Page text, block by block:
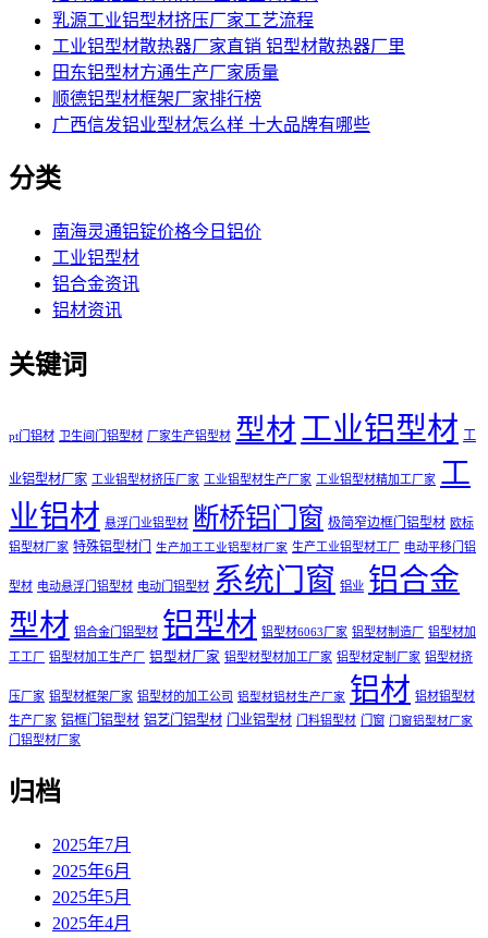
乳源工业铝型材挤压厂家工艺流程
工业铝型材散热器厂家直销 铝型材散热器厂里
田东铝型材方通生产厂家质量
顺德铝型材框架厂家排行榜
广西信发铝业型材怎么样 十大品牌有哪些
分类
南海灵通铝锭价格今日铝价
工业铝型材
铝合金资讯
铝材资讯
关键词
pt门铝材 卫生间门铝型材 厂家生产铝型材 型材工业铝型材 工
业铝型材厂家 工业铝型材挤压厂家 工业铝型材生产厂家 工业铝型材精加工厂家 工
业铝材 悬浮门业铝型材 断桥铝门窗 极简窄边框门铝型材 欧标
铝型材厂家 特殊铝型材门 生产加工工业铝型材厂家 生产工业铝型材工厂 电动平移门铝
型材 电动悬浮门铝型材 电动门铝型材 系统门窗 铝业 铝合金
型材 铝合金门铝型材 铝型材 铝型材6063厂家 铝型材制造厂 铝型材加
工工厂 铝型材加工生产厂 铝型材厂家 铝型材型材加工厂家 铝型材定制厂家 铝型材挤
压厂家 铝型材框架厂家 铝型材的加工公司 铝型材铝材生产厂家 铝材 铝材铝型材
生产厂家 铝框门铝型材 铝艺门铝型材 门业铝型材 门料铝型材 门窗 门窗铝型材厂家
门铝型材厂家
归档
2025年7月
2025年6月
2025年5月
2025年4月